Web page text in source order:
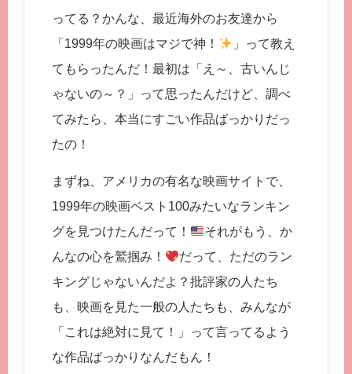
ってる？かんな、最近海外のお友達から
「1999年の映画はマジで神！
」って教え
てもらったんだ！最初は「え～、古いんじ
ゃないの～？」って思ったんだけど、調べ
てみたら、本当にすごい作品ばっかりだっ
たの！
まずね、アメリカの有名な映画サイトで、
1999年の映画ベスト100みたいなランキン
グを見つけたんだって！
それがもう、か
んなの心を鷲掴み！
だって、ただのラン
キングじゃないんだよ？批評家の人たち
も、映画を見た一般の人たちも、みんなが
「これは絶対に見て！」って言ってるよう
な作品ばっかりなんだもん！